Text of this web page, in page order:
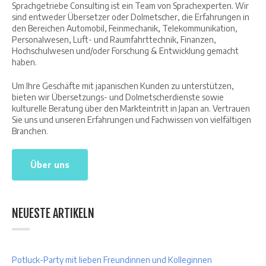
Sprachgetriebe Consulting ist ein Team von Sprachexperten. Wir
sind entweder Übersetzer oder Dolmetscher, die Erfahrungen in
den Bereichen Automobil, Feinmechanik, Telekommunikation,
Personalwesen, Luft- und Raumfahrttechnik, Finanzen,
Hochschulwesen und/oder Forschung & Entwicklung gemacht
haben.
Um Ihre Geschäfte mit japanischen Kunden zu unterstützen,
bieten wir Übersetzungs- und Dolmetscherdienste sowie
kulturelle Beratung über den Markteintritt in Japan an. Vertrauen
Sie uns und unseren Erfahrungen und Fachwissen von vielfältigen
Branchen.
Über uns
NEUESTE ARTIKELN
Potluck-Party mit lieben Freundinnen und Kolleginnen